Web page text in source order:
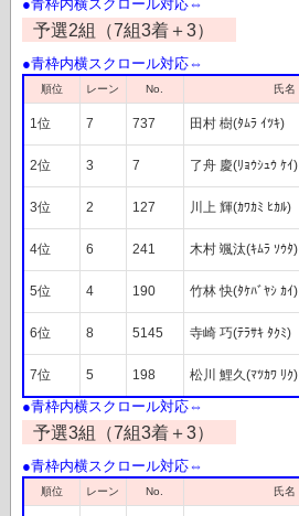
予選2組（7組3着＋3）
順位 レーン No. 氏名
1位 7 737 田村 樹(ﾀﾑﾗ ｲﾂｷ)
2位 3 7 了舟 慶(ﾘｮｳｼｭｳ ｹｲ)
3位 2 127 川上 輝(ｶﾜｶﾐ ﾋｶﾙ)
4位 6 241 木村 颯汰(ｷﾑﾗ ｿｳﾀ)
5位 4 190 竹林 快(ﾀｹﾊﾞﾔｼ ｶｲ)
6位 8 5145 寺崎 巧(ﾃﾗｻｷ ﾀｸﾐ)
7位 5 198 松川 鯉久(ﾏﾂｶﾜ ﾘｸ)
予選3組（7組3着＋3）
順位 レーン No. 氏名